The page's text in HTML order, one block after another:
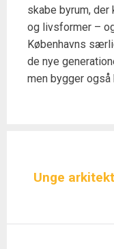
skabe byrum,
og livsformer –
Københavns
de nye
men bygger
Unge